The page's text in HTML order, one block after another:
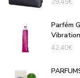
Parfém
42,40€